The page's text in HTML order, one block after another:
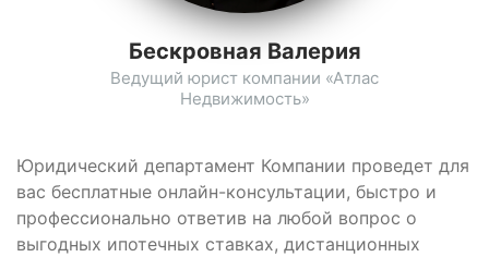
Юридический департамент Компании проведет для
вас бесплатные онлайн-консультации, быстро и
профессионально ответив на любой вопрос о
выгодных ипотечных ставках, дистанционных
Бескровная Валерия
Ведущий юрист компании «Атлас
Недвижимость»